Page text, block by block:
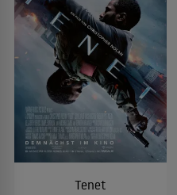
Tenet